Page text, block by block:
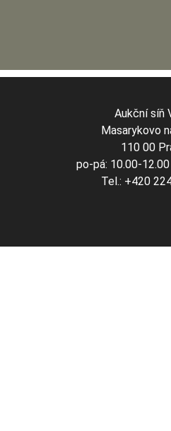
Aukční síň
Masarykovo
110 00
po-pá: 10.00-
Tel.: +420